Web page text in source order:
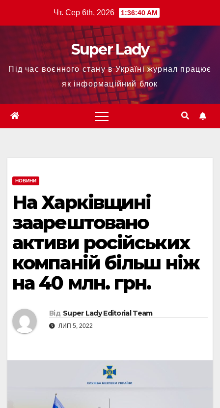
Чт. Сер 6th, 2026 1:36:41 AM
Super Lady
Під час воєнного стану в Україні журнал працює
як інформаційний блок
НОВИНИ
На Харківщині
заарештовано
активи російських
компаній більш ніж
на 40 млн. грн.
Від Super Lady Editorial Team
ЛИП 5, 2022